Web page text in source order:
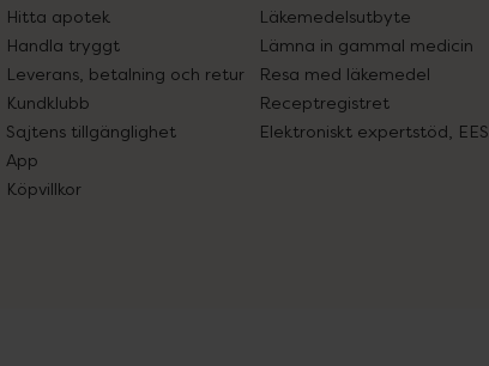
Hitta apotek
Handla tryggt
Leverans, betalning och retur
Kundklubb
Sajtens tillgänglighet
App
Köpvillkor
Läkemedelsutbyte
Lämna in gammal medicin
Resa med läkemedel
Receptregistret
Elektroniskt expertstöd, EES